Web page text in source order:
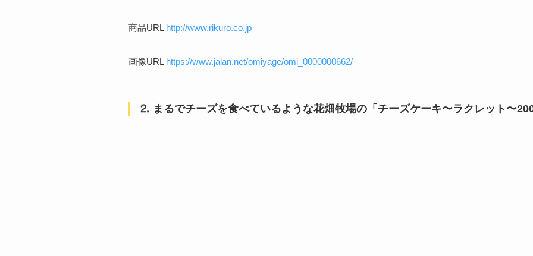
商品URL http://www.rikuro.co.jp
画像URL https://www.jalan.net/omiyage/omi_0000000662/
⒉ まるでチーズを食べているような花畑牧場の「チーズケーキ〜ラクレット〜